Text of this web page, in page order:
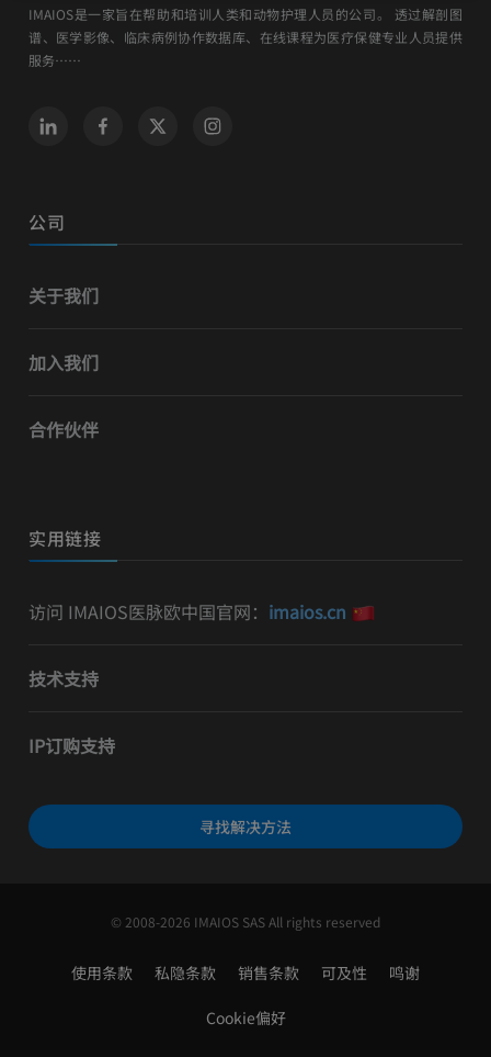
IMAIOS是一家旨在帮助和培训人类和动物护理人员的公司。 透过解剖图
谱、医学影像、临床病例协作数据库、在线课程为医疗保健专业人员提供
服务……
公司
关于我们
加入我们
合作伙伴
实用链接
访问 IMAIOS医脉欧中国官网： imaios.cn
技术支持
IP订购支持
寻找解决方法
© 2008-2026 IMAIOS SAS All rights reserved
使用条款 私隐条款 销售条款 可及性 鸣谢
Cookie偏好